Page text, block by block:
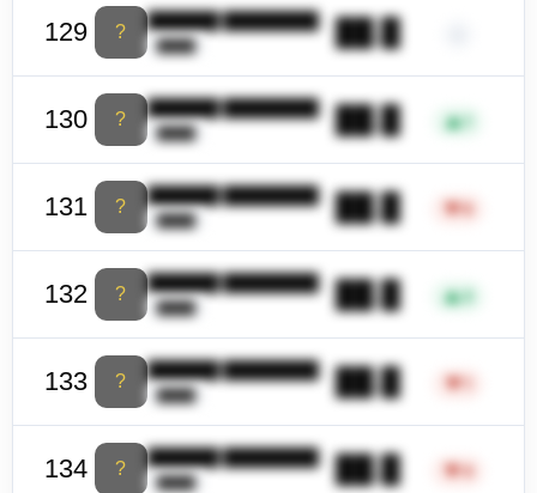
129 ?
██████ ████████
████ ██.█
130 ?
██████ ████████
████ ██.█ ▲1
131 ?
██████ ████████
████ ██.█ ▼6
132 ?
██████ ████████
████ ██.█ ▲3
133 ?
██████ ████████
████ ██.█ ▼
134 ?
██████ ████████
████ ██.█ ▼